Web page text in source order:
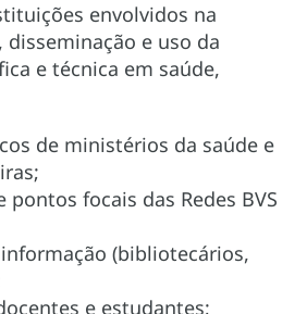
envolvidos na
e uso da
e técnica em saúde,
de ministérios da saúde e
pontos focais das Redes BVS
(bibliotecários,
e estudantes;